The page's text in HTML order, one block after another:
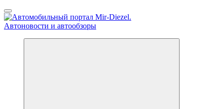
Перейти
к
содержанию
Справочник автомобилиста. Обзор новинок популярных